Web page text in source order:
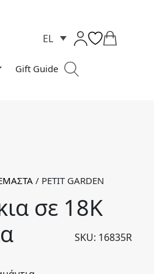
EL
Gift Guide
/ PETIT GARDEN
σε 18Κ
SKU: 16835R